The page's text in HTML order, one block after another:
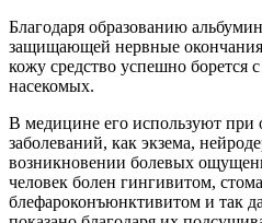
Благодаря образованию
защищающей нервные
кожу средство успешно борется
насекомых.
В медицине его используют при
заболеваний, как экзема,
возникновении болевых
человек болен гингивитом,
блефароконъюнктивитом и так